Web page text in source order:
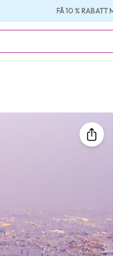
FÅ 10 % RABATT